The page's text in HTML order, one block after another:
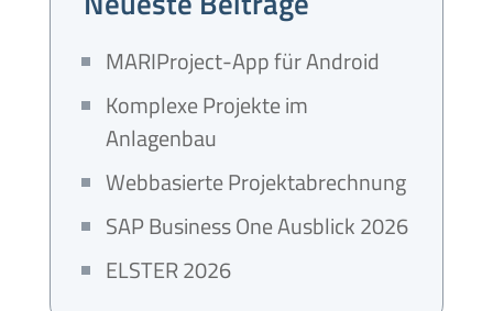
MARIProject-App für Android
Komplexe Projekte im
Anlagenbau
Webbasierte Projektabrechnung
SAP Business One Ausblick 2026
ELSTER 2026